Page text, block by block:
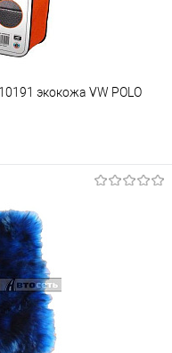
экокожа VW POLO
Под заказ